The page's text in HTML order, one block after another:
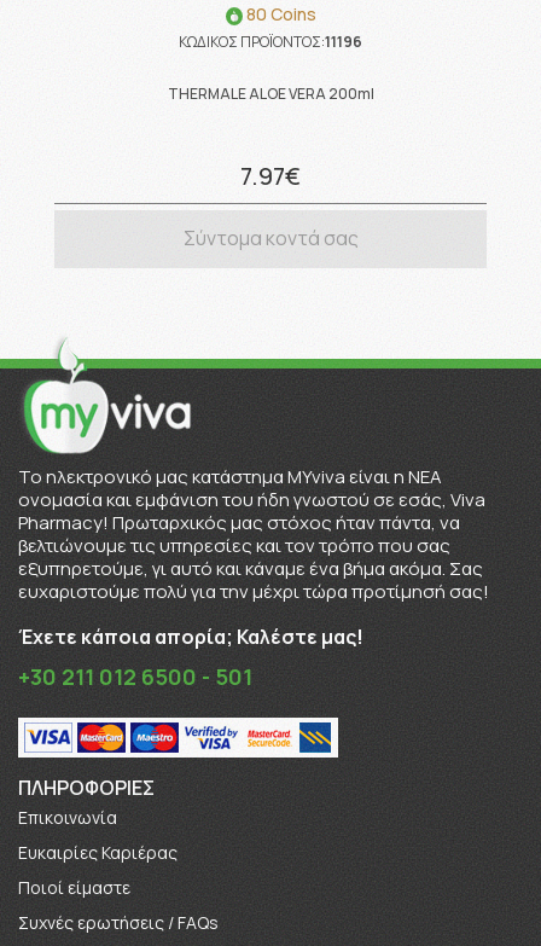
80 Coins
ΚΩΔΙΚΟΣ ΠΡΟΪΟΝΤΟΣ:11196
THERMALE ALOE VERA 200ml
7.97€
Σύντομα κοντά σας
To ηλεκτρονικό μας κατάστημα MYviva είναι η ΝΕΑ
ονομασία και εμφάνιση του ήδη γνωστού σε εσάς, Viva
Pharmacy! Πρωταρχικός μας στόχος ήταν πάντα, να
βελτιώνουμε τις υπηρεσίες και τον τρόπο που σας
εξυπηρετούμε, γι αυτό και κάναμε ένα βήμα ακόμα. Σας
ευχαριστούμε πολύ για την μέχρι τώρα προτίμησή σας!
Έχετε κάποια απορία; Καλέστε μας!
+30 211 012 6500 - 501
ΠΛΗΡΟΦΟΡΊΕΣ
Επικοινωνία
Ευκαιρίες Καριέρας
Πoιοί είμαστε
Συχνές ερωτήσεις / FAQs